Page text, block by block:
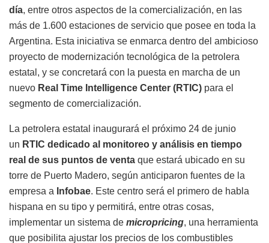
día, entre otros aspectos de la comercialización, en las
más de 1.600 estaciones de servicio que posee en toda la
Argentina. Esta iniciativa se enmarca dentro del ambicioso
proyecto de modernización tecnológica de la petrolera
estatal, y se concretará con la puesta en marcha de un
nuevo Real Time Intelligence Center (RTIC) para el
segmento de comercialización.
La petrolera estatal inaugurará el próximo 24 de junio
un RTIC dedicado al monitoreo y análisis en tiempo
real de sus puntos de venta que estará ubicado en su
torre de Puerto Madero, según anticiparon fuentes de la
empresa a Infobae. Este centro será el primero de habla
hispana en su tipo y permitirá, entre otras cosas,
implementar un sistema de micropricing, una herramienta
que posibilita ajustar los precios de los combustibles